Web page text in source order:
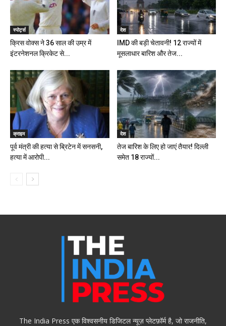
स्पोर्ट्स
क्रिस वोक्स ने 36 साल की उम्र में
इंटरनेशनल क्रिकेट से...
देश
IMD की बड़ी चेतावनी! 12 राज्यों में
मूसलाधार बारिश और तेज...
क्राइम
पूर्व मंत्री की हत्या से ब्रिटेन में सनसनी,
हत्या में आरोपी...
देश
तेज बारिश के लिए हो जाएं तैयार! दिल्ली
समेत 18 राज्यों...
The India Press एक विश्वसनीय डिजिटल न्यूज़ प्लेटफ़ॉर्म है, जो राजनीति,